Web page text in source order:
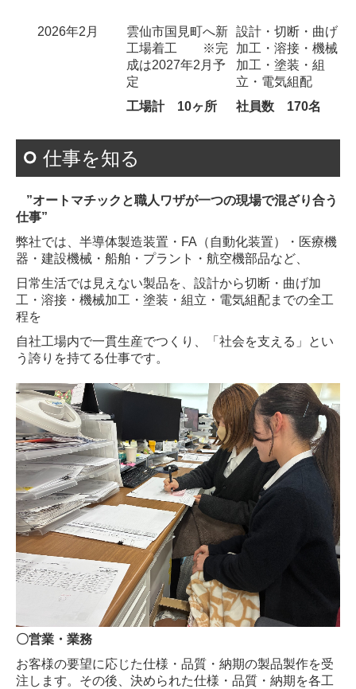
2026年2月
雲仙市国見町へ新
工場着工 ※完
成は2027年2月予
定
工場計 10ヶ所
設計・切断・曲げ
加工・溶接・機械
加工・塗装・組
立・電気組配
社員数 170名
仕事を知る
”オートマチックと職人ワザが一つの現場で混ざり合う
仕事”
弊社では、半導体製造装置・FA（自動化装置）・医療機
器・建設機械・船舶・プラント・航空機部品など、
日常生活では見えない製品を、設計から切断・曲げ加
工・溶接・機械加工・塗装・組立・電気組配までの全工
程を
自社工場内で一貫生産でつくり、「社会を支える」とい
う誇りを持てる仕事です。
〇営業・業務
お客様の要望に応じた仕様・品質・納期の製品製作を受
注します。その後、決められた仕様・品質・納期を各工